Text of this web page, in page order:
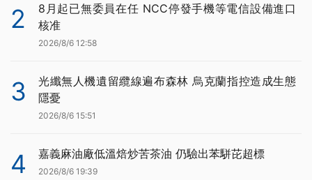
2
8月起已無委員在任 NCC停發手機等電信設備進口
核准
2026/8/6 12:58
3
光纖無人機遺留纜線遍布森林 烏克蘭指控造成生態
隱憂
2026/8/6 15:51
4 嘉義麻油廠低溫焙炒苦茶油 仍驗出苯駢芘超標
2026/8/6 19:39